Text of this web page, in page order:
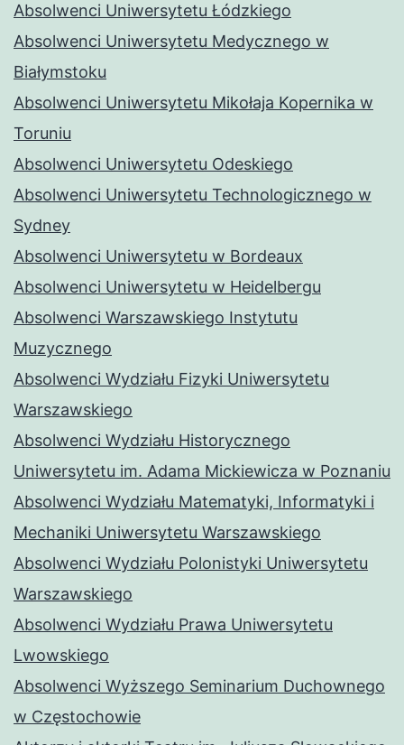
Absolwenci Uniwersytetu Łódzkiego
Absolwenci Uniwersytetu Medycznego w
Białymstoku
Absolwenci Uniwersytetu Mikołaja Kopernika w
Toruniu
Absolwenci Uniwersytetu Odeskiego
Absolwenci Uniwersytetu Technologicznego w
Sydney
Absolwenci Uniwersytetu w Bordeaux
Absolwenci Uniwersytetu w Heidelbergu
Absolwenci Warszawskiego Instytutu
Muzycznego
Absolwenci Wydziału Fizyki Uniwersytetu
Warszawskiego
Absolwenci Wydziału Historycznego
Uniwersytetu im. Adama Mickiewicza w Poznaniu
Absolwenci Wydziału Matematyki, Informatyki i
Mechaniki Uniwersytetu Warszawskiego
Absolwenci Wydziału Polonistyki Uniwersytetu
Warszawskiego
Absolwenci Wydziału Prawa Uniwersytetu
Lwowskiego
Absolwenci Wyższego Seminarium Duchownego
w Częstochowie